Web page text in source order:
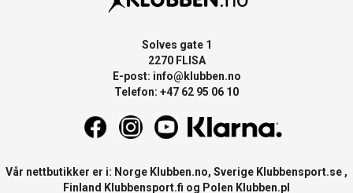
Solves gate 1
2270 FLISA
E-post: info@klubben.no
Telefon: +47 62 95 06 10
Vår nettbutikker er i: Norge Klubben.no, Sverige Klubbensport.se ,
Finland Klubbensport.fi og Polen Klubben.pl